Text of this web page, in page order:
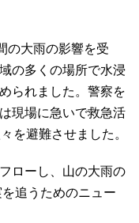
の大雨の影響を受
の多くの場所で水浸
られました。警察を
現場に急いで救急活
を避難させました。
ローし、山の大雨の
追うためのニュー